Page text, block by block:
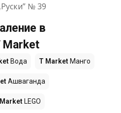
№ 39
в
Market
Вода T Market Манго
Ашваганда
LEGO